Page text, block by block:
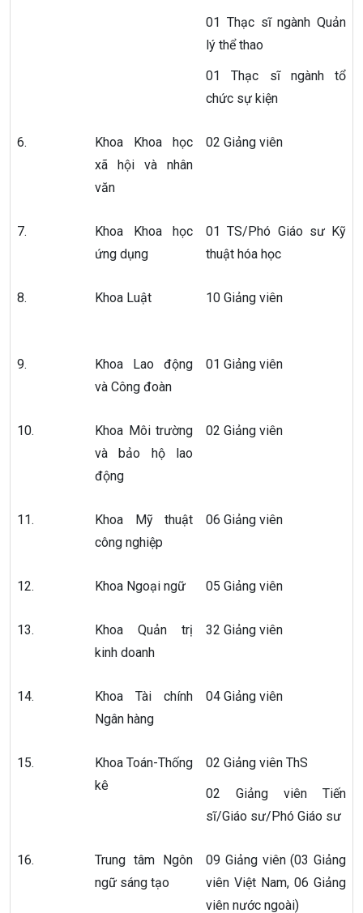
01 Thạc sĩ ngành Quản
lý thể thao
01 Thạc sĩ ngành tổ
chức sự kiện
6.
Khoa Khoa học
xã hội và nhân
văn
02 Giảng viên
7.
Khoa Khoa học
ứng dụng
01 TS/Phó Giáo sư Kỹ
thuật hóa học
8. Khoa Luật 10 Giảng viên
9.
Khoa Lao động
và Công đoàn
01 Giảng viên
10.
Khoa Môi trường
và bảo hộ lao
động
02 Giảng viên
11.
Khoa Mỹ thuật
công nghiệp
06 Giảng viên
12. Khoa Ngoại ngữ 05 Giảng viên
13.
Khoa Quản trị
kinh doanh
32 Giảng viên
14.
Khoa Tài chính
Ngân hàng
04 Giảng viên
15.
Khoa Toán-Thống
kê
02 Giảng viên ThS
02 Giảng viên Tiến
sĩ/Giáo sư/Phó Giáo sư
16.
Trung tâm Ngôn
ngữ sáng tạo
09 Giảng viên (03 Giảng
viên Việt Nam, 06 Giảng
viên nước ngoài)